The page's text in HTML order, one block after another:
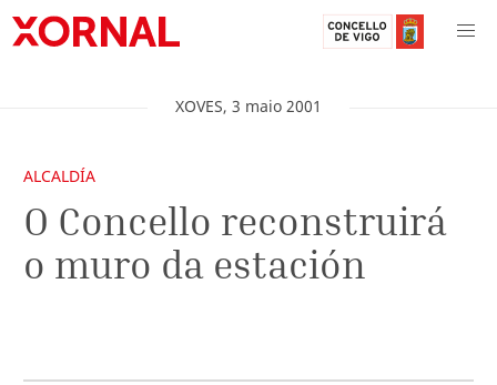
XOVES, 3 maio 2001
ALCALDÍA
O Concello reconstruirá
o muro da estación